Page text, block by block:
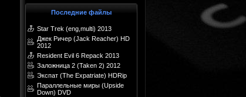
Последние файлы
Star Trek (eng,multi) 2013
Джек Ричер (Jack Reacher) HD
2012
Resident Evil 6 Repack 2013
Заложница 2 (Taken 2) 2012
Экспат (The Expatriate) HDRip
Параллельные миры (Upside
Down) DVD